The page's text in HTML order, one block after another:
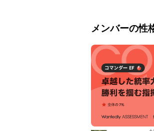
この19年で土台
なぜやるのか
当社で活躍する
メンバーの性